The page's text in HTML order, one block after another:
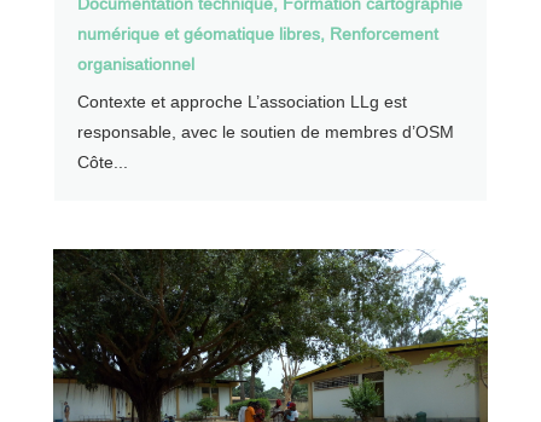
numérique et géomatique libres, Renforcement
organisationnel
Contexte et approche L’association LLg est
responsable, avec le soutien de membres d’OSM
Côte...